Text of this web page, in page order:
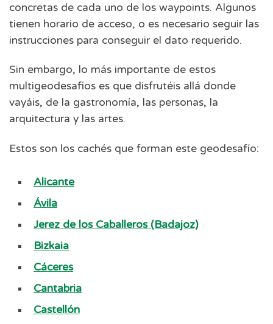
concretas de cada uno de los waypoints. Algunos
tienen horario de acceso, o es necesario seguir las
instrucciones para conseguir el dato requerido.
Sin embargo, lo más importante de estos
multigeodesafios es que disfrutéis allá donde
vayáis, de la gastronomía, las personas, la
arquitectura y las artes.
Estos son los cachés que forman este geodesafío:
Alicante
Ávila
Jerez de los Caballeros (Badajoz)
Bizkaia
Cáceres
Cantabria
Castellón